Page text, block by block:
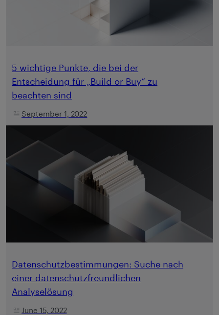
5 wichtige Punkte, die bei der
Entscheidung für „Build or Buy“ zu
beachten sind
September 1, 2022
Datenschutzbestimmungen: Suche nach
einer datenschutzfreundlichen
Analyselösung
June 15, 2022